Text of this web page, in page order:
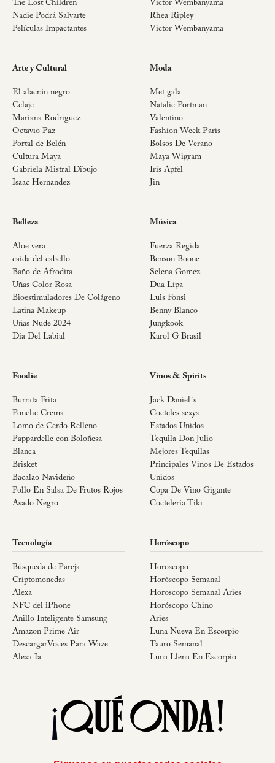
The Lost Children
Nadie Podrá Salvarte
Películas Impactantes
Victor Wembanyama
Rhea Ripley
Victor Wembanyama
Arte y Cultural
El alacrán negro
Celaje
Mariana Rodriguez
Octavio Paz
Portal de Belén
Cultura Maya
Gabriela Mistral Dibujo
Isaac Hernandez
Moda
Met gala
Natalie Portman
Valentino
Fashion Week Paris
Bolsos De Verano
Maya Wigram
Iris Apfel
Jin
Belleza
Aloe vera
caída del cabello
Baño de Afrodita
Uñas Color Rosa
Bioestimuladores De Colágeno
Latina Makeup
Uñas Nude 2024
Día Del Labial
Música
Fuerza Regida
Benson Boone
Selena Gomez
Dua Lipa
Luis Fonsi
Benny Blanco
Jungkook
Karol G Brasil
Foodie
Burrata Frita
Ponche Crema
Lomo de Cerdo Relleno
Pappardelle con Boloñesa
Blanca
Brisket
Bacalao Navideño
Pollo En Salsa De Frutos Rojos
Asado Negro
Vinos & Spirits
Jack Daniel´s
Cocteles sexys
Estados Unidos
Tequila Don Julio
Mejores Tequilas
Principales Vinos De Estados
Unidos
Copa De Vino Gigante
Coctelería Tiki
Tecnología
Búsqueda de Pareja
Criptomonedas
Alexa
NFC del iPhone
Anillo Inteligente Samsung
Amazon Prime Air
DescargarVoces Para Waze
Alexa Ia
Horóscopo
Horoscopo
Horóscopo Semanal
Horoscopo Semanal Aries
Horóscopo Chino
Aries
Luna Nueva En Escorpio
Tauro Semanal
Luna Llena En Escorpio